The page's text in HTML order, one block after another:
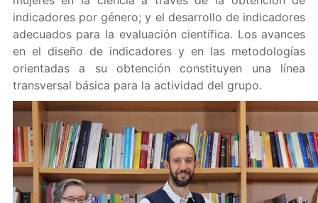
indicadores por género; y el desarrollo de indicadores
adecuados para la evaluación científica. Los avances
en el diseño de indicadores y en las metodologías
orientadas a su obtención constituyen una línea
transversal básica para la actividad del grupo.